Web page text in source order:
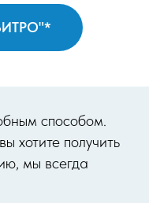
способом.
хотите получить
мы всегда